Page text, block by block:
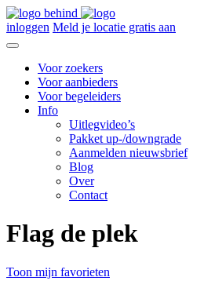
inloggen Meld je locatie gratis aan
Voor zoekers
Voor aanbieders
Voor begeleiders
Info
Uitlegvideo’s
Pakket up-/downgrade
Aanmelden nieuwsbrief
Blog
Over
Contact
Flag de plek
Toon mijn favorieten